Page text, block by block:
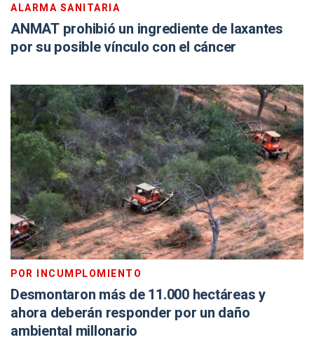
ALARMA SANITARIA
ANMAT prohibió un ingrediente de laxantes
por su posible vínculo con el cáncer
POR INCUMPLOMIENTO
Desmontaron más de 11.000 hectáreas y
ahora deberán responder por un daño
ambiental millonario